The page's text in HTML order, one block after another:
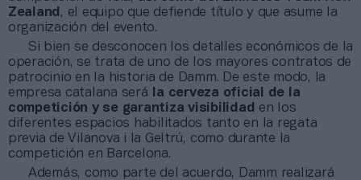
Zealand , el equipo que defiende título y que asume la
organización del evento.
Si bien se desconocen los detalles económicos de la
operación, se trata de uno de los mayores contratos de
patrocinio en la historia de Damm. De este modo, la
empresa catalana será
la cerveza oficial de la
competición y se garantiza visibilidad en los
diferentes espacios habilitados tanto en la regata
previa de Vilanova i la Geltrú, como durante la
competición en Barcelona.
Además, como parte del acuerdo, Damm realizará